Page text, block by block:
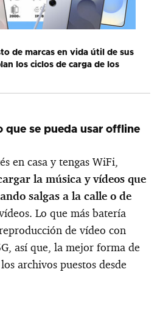
de marcas en vida útil de sus
los ciclos de carga de los
que se pueda usar offline
en casa y tengas WiFi,
la música y vídeos que
salgas a la calle o de
Lo que más batería
de vídeo con
así que, la mejor forma de
archivos puestos desde